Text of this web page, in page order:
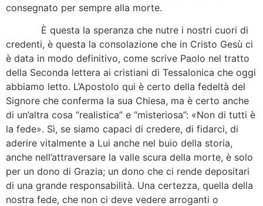
consegnato per sempre alla morte.
È questa la speranza che nutre i nostri cuori di
credenti, è questa la consolazione che in Cristo Gesù ci
è data in modo definitivo, come scrive Paolo nel tratto
della Seconda lettera ai cristiani di Tessalonica che oggi
abbiamo letto. L’Apostolo qui è certo della fedeltà del
Signore che conferma la sua Chiesa, ma è certo anche
di un’altra cosa “realistica” e “misteriosa”: «Non di tutti è
la fede». Sì, se siamo capaci di credere, di fidarci, di
aderire vitalmente a Lui anche nel buio della storia,
anche nell’attraversare la valle scura della morte, è solo
per un dono di Grazia; un dono che ci rende depositari
di una grande responsabilità. Una certezza, quella della
nostra fede, che non ci deve vedere arroganti o